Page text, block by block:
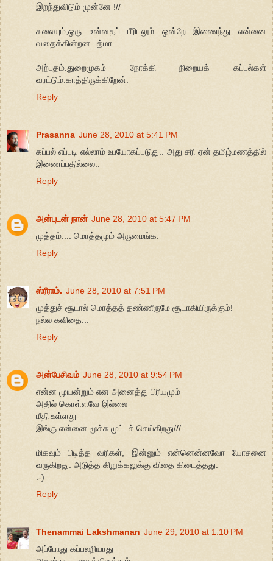
இறந்துவிடும் முன்னே !//
கலையும்,ஒரு உன்னதப் பீரிடலும் ஒன்றே இணைந்து என்னை
வதைக்கின்றன பத்மா.
அற்புதம்.துறைமுகம் நோக்கி நிறையக் கப்பல்கள்
வரட்டும்.காத்திருக்கிறேன்.
Reply
Prasanna June 28, 2010 at 5:41 PM
கப்பல் எப்படி எல்லாம் உபயோகப்படுது.. அது சரி ஏன் தமிழ்மணத்தில்
இணைப்பதில்லை..
Reply
அன்புடன் நான் June 28, 2010 at 5:47 PM
முத்தம்.... மொத்தமும் அருமைங்க.
Reply
ஸ்ரீராம். June 28, 2010 at 7:51 PM
முத்துச் சூடால் மொத்தத் தண்ணீருமே சூடாகியிருக்கும்!
நல்ல கவிதை...
Reply
அன்பேசிவம் June 28, 2010 at 9:54 PM
என்ன முயன்றும் என அனைத்து பிரியமும்
அதில் கொள்ளவே இல்லை
மீதி உள்ளது
இங்கு என்னை மூச்சு முட்டச் செய்கிறது///
மிகவும் பிடித்த வரிகள், இன்னும் என்னென்னவோ யோசனை
வருகிறது. அடுத்த கிறுக்கலுக்கு விதை கிடைத்தது.
:-)
Reply
Thenammai Lakshmanan June 29, 2010 at 1:10 PM
அப்போது கப்பலறியாது